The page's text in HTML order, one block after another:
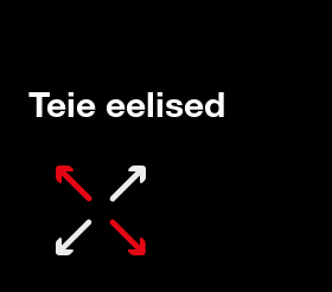
Teie eelised